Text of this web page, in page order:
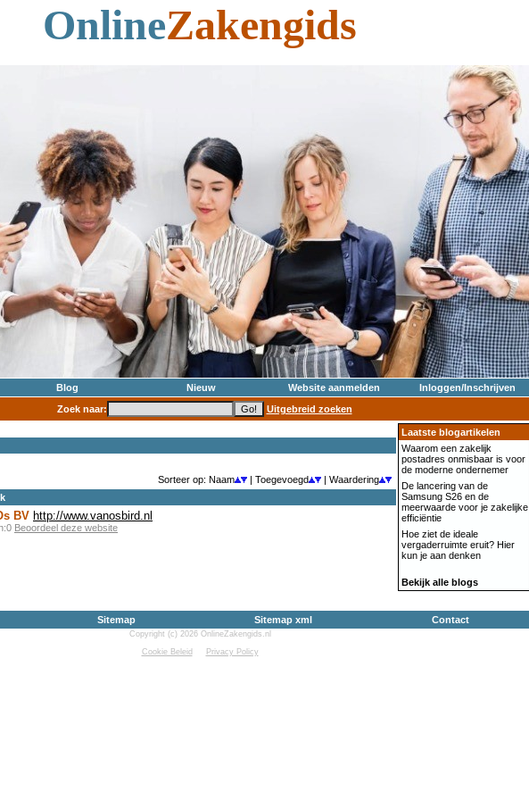
OnlineZakengids
Blog Nieuw Website aanmelden
Inloggen/Inschrijven
Zoek naar:
Uitgebreid zoeken
Sorteer op: Naam | Toegevoegd
| Waardering
BV http://www.vanosbird.nl
Beoordeel deze website
Laatste blogartikelen
Waarom een zakelijk
postadres onmisbaar is voor
de moderne ondernemer
De lancering van de
Samsung S26 en de
meerwaarde voor je zakelijke
efficiëntie
Hoe ziet de ideale
vergaderruimte eruit? Hier
kun je aan denken
Bekijk alle blogs
Sitemap Sitemap xml Contact
Copyright (c) 2026 OnlineZakengids.nl
Cookie Beleid
Privacy Policy